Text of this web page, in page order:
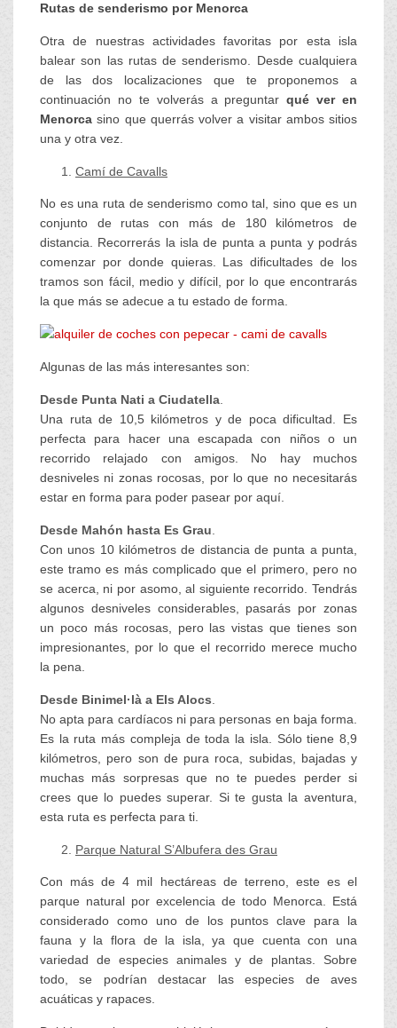
Rutas de senderismo por Menorca
Otra de nuestras actividades favoritas por esta isla
balear son las rutas de senderismo. Desde cualquiera
de las dos localizaciones que te proponemos a
continuación no te volverás a preguntarqué ver en
Menorca sino que querrás volver a visitar ambos sitios
una y otra vez.
Camí de Cavalls
No es una ruta de senderismo como tal, sino que es un
conjunto de rutas con más de 180 kilómetros de
distancia. Recorrerás la isla de punta a punta y podrás
comenzar por donde quieras. Las dificultades de los
tramos son fácil, medio y difícil, por lo que encontrarás
la que más se adecue a tu estado de forma.
Algunas de las más interesantes son:
Desde Punta Nati a Ciudatella
Una ruta de 10,5 kilómetros y de poca dificultad. Es
perfecta para hacer una escapada con niños o un
recorrido relajado con amigos. No hay muchos
desniveles ni zonas rocosas, por lo que no necesitarás
estar en forma para poder pasear por aquí.
Desde Mahón hasta Es Grau
Con unos 10 kilómetros de distancia de punta a punta,
este tramo es más complicado que el primero, pero no
se acerca, ni por asomo, al siguiente recorrido. Tendrás
algunos desniveles considerables, pasarás por zonas
un poco más rocosas, pero las vistas que tienes son
impresionantes, por lo que el recorrido merece mucho
la pena.
Desde Binimel·là a Els Alocs
No apta para cardíacos ni para personas en baja forma.
Es la ruta más compleja de toda la isla. Sólo tiene 8,9
kilómetros, pero son de pura roca, subidas, bajadas y
muchas más sorpresas que no te puedes perder si
crees que lo puedes superar. Si te gusta la aventura,
esta ruta es perfecta para ti.
Parque Natural S’Albufera des Grau
Con más de 4 mil hectáreas de terreno, este es el
parque natural por excelencia de todo Menorca. Está
considerado como uno de los puntos clave para la
fauna y la flora de la isla, ya que cuenta con una
variedad de especies animales y de plantas. Sobre
todo, se podrían destacar las especies de aves
acuáticas y rapaces.